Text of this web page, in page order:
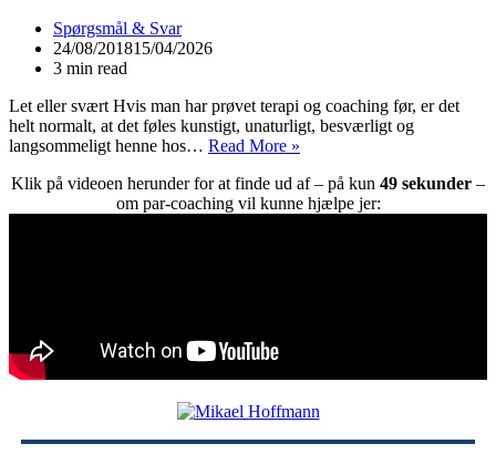
mig
ind
i
min
hule
for
at
Spørgsmål & Svar
24/08/201815/04/2026
3 min read
Let eller svært Hvis man har prøvet terapi og coaching før, er det
helt normalt, at det føles kunstigt, unaturligt, besværligt og
langsommeligt henne hos… Read More »
–
Par-
Klik på videoen herunder for at finde ud af – på kun 49 sekunder –
om par-coaching vil kunne hjælpe jer: